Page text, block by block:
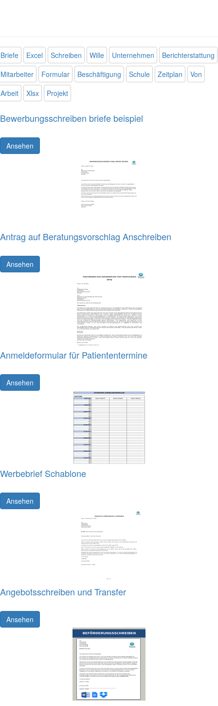
Briefe Excel Schreiben Wille Unternehmen
Berichterstattung
Mitarbeiter
Formular Beschäftigung Schule Zeitplan
Von
Arbeit
Xlsx Projekt
Bewerbungsschreiben briefe beispiel
Ansehen
Antrag auf Beratungsvorschlag Anschreiben
Ansehen
Anmeldeformular für Patiententermine
Ansehen
Werbebrief Schablone
Ansehen
Angebotsschreiben und Transfer
Ansehen